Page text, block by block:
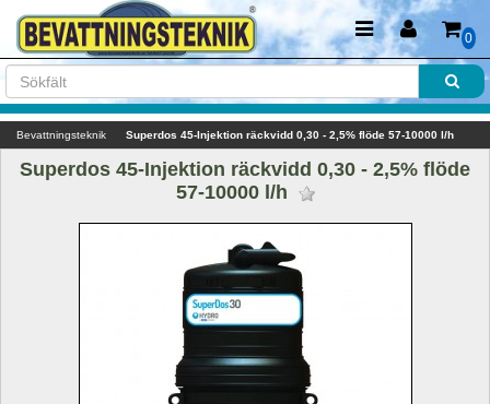
0
Bevattningsteknik Superdos 45-Injektion räckvidd 0,30 - 2,5% flöde 57-10000 l/h
Superdos 45-Injektion räckvidd 0,30 - 2,5% flöde
57-10000 l/h